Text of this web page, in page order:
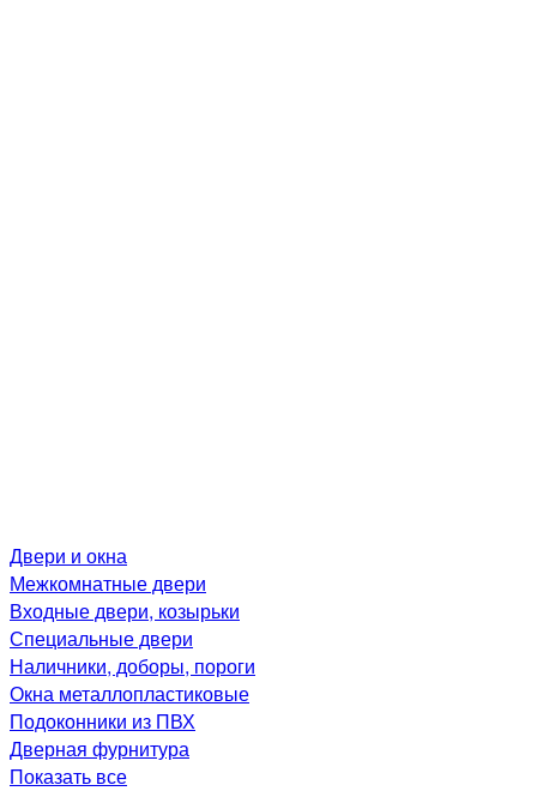
Двери и окна
Межкомнатные двери
Входные двери, козырьки
Специальные двери
Наличники, доборы, пороги
Окна металлопластиковые
Подоконники из ПВХ
Дверная фурнитура
Показать все